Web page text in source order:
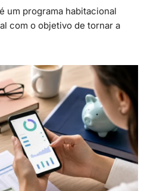
um programa habitacional
com o objetivo de tornar a